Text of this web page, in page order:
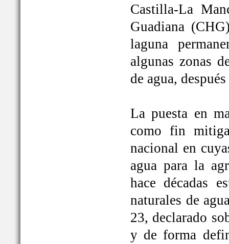
Castilla-La
Guadiana
laguna
algunas zonas
de agua,
La puesta en
como fin
nacional en
agua para la
hace décadas
naturales de
23, declarado
y de forma